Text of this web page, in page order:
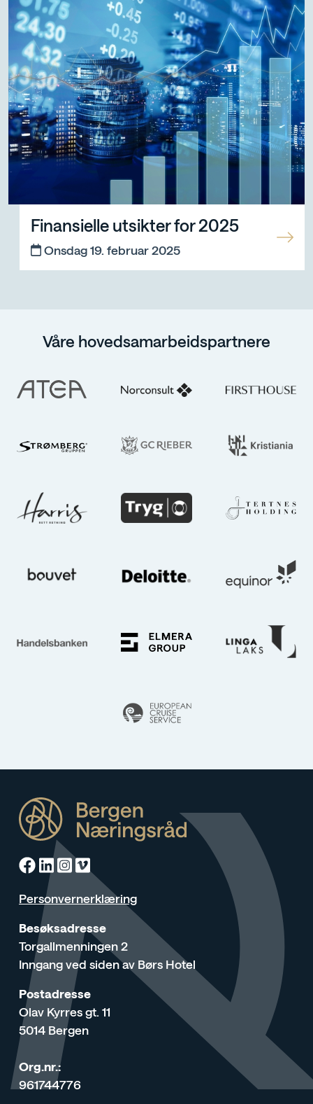
Finansielle utsikter for 2025
Onsdag 19. februar 2025
Våre hovedsamarbeidspartnere
Facebook
Linkedin
Instagram
Vimeo
Personvernerklæring
Besøksadresse
Torgallmenningen 2
Inngang ved siden av Børs Hotel
Postadresse
Olav Kyrres gt. 11
5014 Bergen
Org.nr.:
961744776